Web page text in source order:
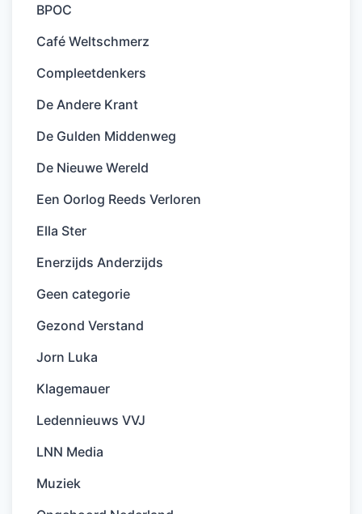
BPOC
Café Weltschmerz
Compleetdenkers
De Andere Krant
De Gulden Middenweg
De Nieuwe Wereld
Een Oorlog Reeds Verloren
Ella Ster
Enerzijds Anderzijds
Geen categorie
Gezond Verstand
Jorn Luka
Klagemauer
Ledennieuws VVJ
LNN Media
Muziek